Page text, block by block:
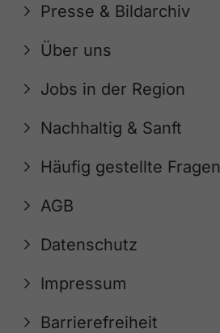
Presse & Bildarchiv
Über uns
Jobs in der Region
Nachhaltig & Sanft
Häufig gestellte Fragen
AGB
Datenschutz
Impressum
Barrierefreiheit